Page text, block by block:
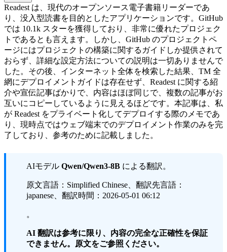
Readest は、現代のオープンソース電子書籍リーダーであ
り、没入型読書を目的としたアプリケーションです。GitHub
では 10.1k スターを獲得しており、非常に優れたプロジェク
トであるとも言えます。しかし、GitHub のプロジェクトペ
ージにはプロジェクトの構築に関するガイドしか提供されて
おらず、詳細な設定方法についての説明は一切ありませんで
した。その後、インターネット全体を検索した結果、TM 全
網にデプロイメントガイドは存在せず、Readest に関する紹
介や宣伝記事ばかりで、内容はほぼ同じで、複数の記事がお
互いにコピーしているように見えるほどです。本記事は、私
が Readest をプライベート化してデプロイする際のメモであ
り、現時点ではウェブ端末でのデプロイメント作業のみを完
了しており、参考のために記載しました。
AIモデル Qwen/Qwen3-8B による翻訳。
原文言語：Simplified Chinese、翻訳先言語：
japanese、翻訳時間：2026-05-01 06:12
。
AI 翻訳は参考に限り、内容の完全な正確性を保証
できません。原文をご参照ください。